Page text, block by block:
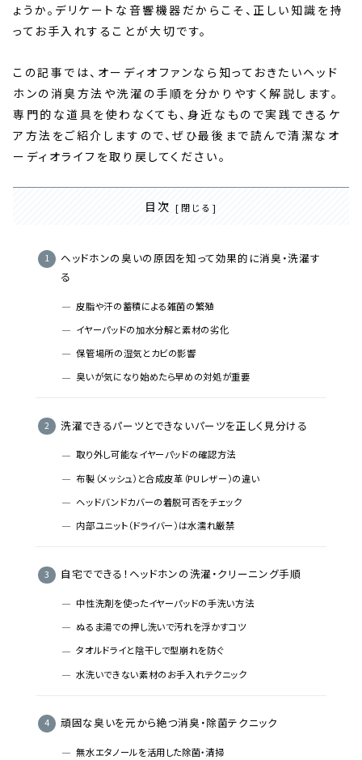
ょうか。デリケートな音響機器だからこそ、正しい知識を持
ってお手入れすることが大切です。
この記事では、オーディオファンなら知っておきたいヘッド
ホンの消臭方法や洗濯の手順を分かりやすく解説します。
専門的な道具を使わなくても、身近なもので実践できるケ
ア方法をご紹介しますので、ぜひ最後まで読んで清潔なオ
ーディオライフを取り戻してください。
目次
ヘッドホンの臭いの原因を知って効果的に消臭・洗濯す
る
皮脂や汗の蓄積による雑菌の繁殖
イヤーパッドの加水分解と素材の劣化
保管場所の湿気とカビの影響
臭いが気になり始めたら早めの対処が重要
洗濯できるパーツとできないパーツを正しく見分ける
取り外し可能なイヤーパッドの確認方法
布製（メッシュ）と合成皮革（PUレザー）の違い
ヘッドバンドカバーの着脱可否をチェック
内部ユニット（ドライバー）は水濡れ厳禁
自宅でできる！ヘッドホンの洗濯・クリーニング手順
中性洗剤を使ったイヤーパッドの手洗い方法
ぬるま湯での押し洗いで汚れを浮かすコツ
タオルドライと陰干しで型崩れを防ぐ
水洗いできない素材のお手入れテクニック
頑固な臭いを元から絶つ消臭・除菌テクニック
無水エタノールを活用した除菌・清掃